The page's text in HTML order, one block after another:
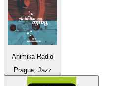
Animika Radio
Prague, Jazz